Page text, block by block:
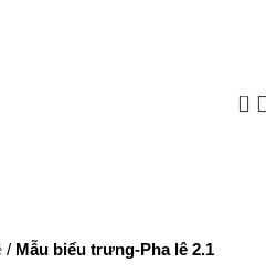
0
/ Mẫu biểu trưng-Pha lê 2.1